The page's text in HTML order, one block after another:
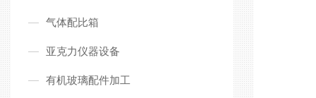
气体配比箱
亚克力仪器设备
有机玻璃配件加工